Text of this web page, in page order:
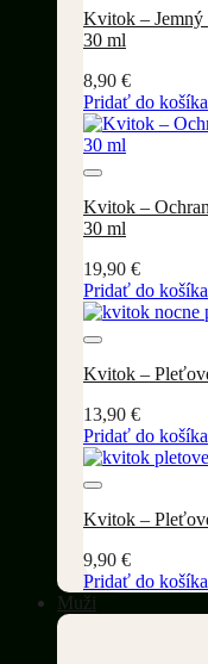
Kvitok – Jemný
30 ml
8,90 €
Pridať do košíka
Kvitok –
30 ml
19,90 €
Pridať do košíka
Kvitok –
13,90 €
Pridať do košíka
Kvitok –
9,90 €
Pridať do košíka
Muži